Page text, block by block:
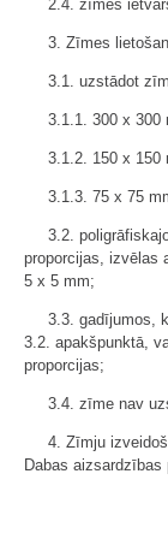
2.4. zīmes
3. Zīmes
3.1. uzstādot
3.1.1. 300 x 300
3.1.2. 150 x 150
3.1.3. 75 x 75
3.2.
proporcijas, izvēlas
5 x 5 mm;
3.3. gadījumos,
3.2. apakšpunktā,
proporcijas;
3.4. zīme nav
4. Zīmju
Dabas aizsardzības